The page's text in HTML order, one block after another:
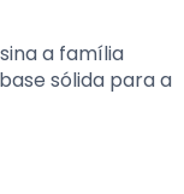
a família
sólida para a